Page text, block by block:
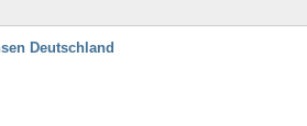
Deutschland